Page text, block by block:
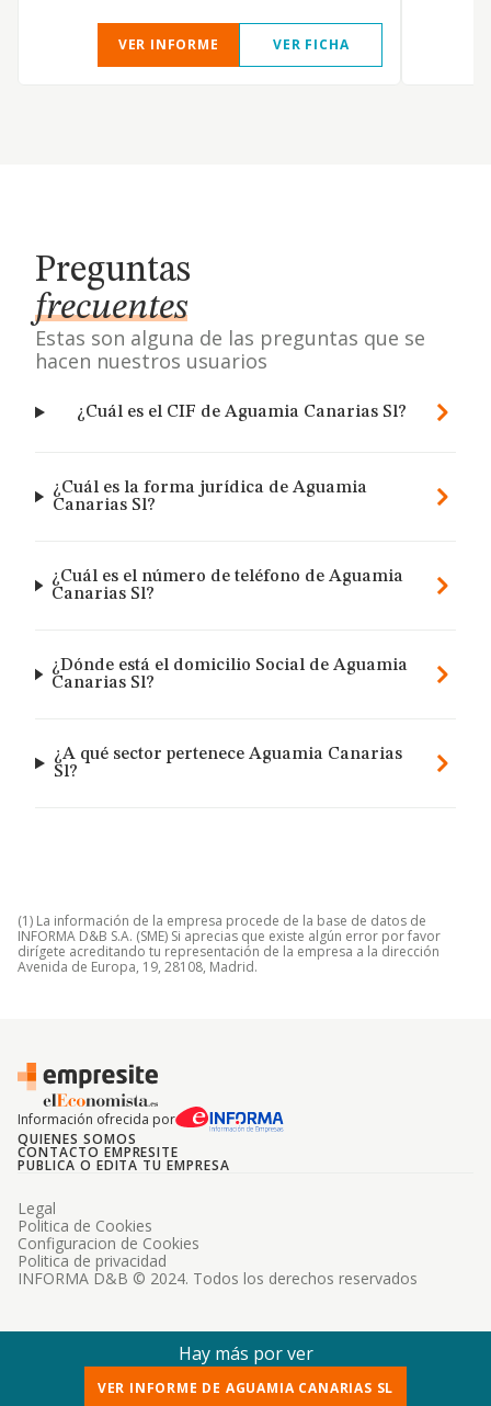
VER INFORME VER FICHA
Preguntas
frecuentes
Estas son alguna de las preguntas que se
hacen nuestros usuarios
¿Cuál es el CIF de Aguamia Canarias Sl?
¿Cuál es la forma jurídica de Aguamia
Canarias Sl?
¿Cuál es el número de teléfono de Aguamia
Canarias Sl?
¿Dónde está el domicilio Social de Aguamia
Canarias Sl?
¿A qué sector pertenece Aguamia Canarias
Sl?
(1) La información de la empresa procede de la base de datos de
INFORMA D&B S.A. (SME) Si aprecias que existe algún error por favor
dirígete acreditando tu representación de la empresa a la dirección
Avenida de Europa, 19, 28108, Madrid.
Información ofrecida por
QUIENES SOMOS
CONTACTO EMPRESITE
PUBLICA O EDITA TU EMPRESA
INFORMA D&B © 2024. Todos los derechos reservados
Legal
Politica de Cookies
Configuracion de Cookies
Politica de privacidad
Hay más por ver
VER INFORME DE AGUAMIA CANARIAS SL